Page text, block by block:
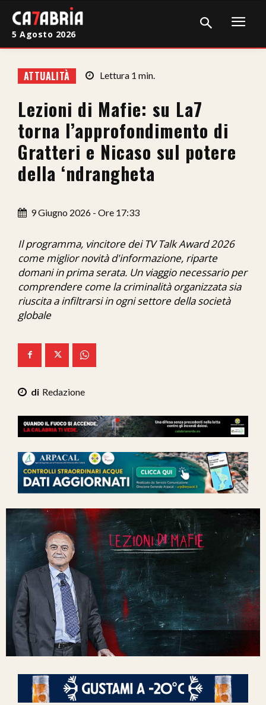
Cronaca
Giudiziaria
Politica
Sport
Sanità
Economia
Ita-Mondo
C7 Play
Mix Zone
5 Agosto 2026
ATTUALITÀ Lettura 1 min.
Lezioni di Mafie: su La7
torna l’approfondimento di
Gratteri e Nicaso sul potere
della ‘ndrangheta
9 Giugno 2026 - Ore 17:33
Il programma, vincitore dei TV Talk Award 2026
come miglior novità d'informazione, riparte
domani in prima serata. Un viaggio necessario per
comprendere come la criminalità organizzata sia
riuscita a infiltrarsi in ogni settore della società
globale
Redazione